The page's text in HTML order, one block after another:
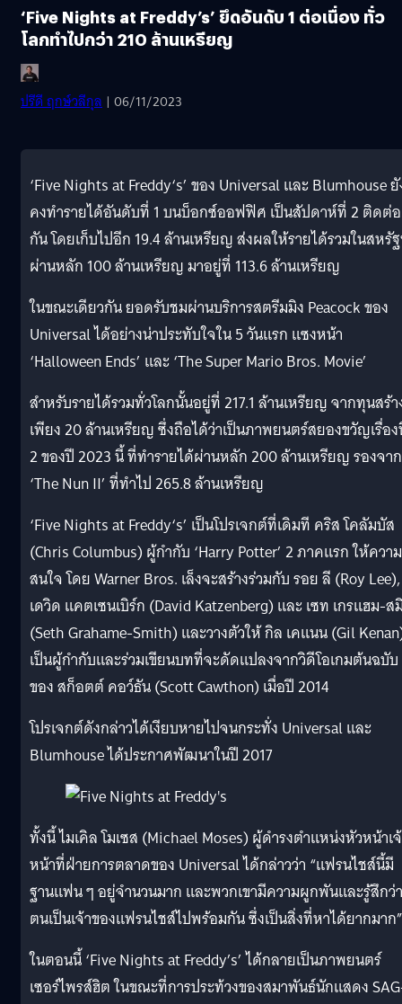
‘Five Nights at Freddy’s’ ยึดอันดับ 1 ต่อเนื่อง ทั่ว
โลกทำไปกว่า 210 ล้านเหรียญ
ปรีดี ฤกษ์วลีกุล | 06/11/2023
‘Five Nights at Freddy‘s’ ของ Universal และ Blumhouse
คงทำรายได้อันดับที่ 1 บนบ็อกซ์ออฟฟิศ เป็นสัปดาห์ที่ 2 ติดต่อ
กัน โดยเก็บไปอีก 19.4 ล้านเหรียญ ส่งผลให้รายได้รวมในสหรั
ผ่านหลัก 100 ล้านเหรียญ มาอยู่ที่ 113.6 ล้านเหรียญ
ในขณะเดียวกัน ยอดรับชมผ่านบริการสตรีมมิง Peacock ของ
Universal ได้อย่างน่าประทับใจใน 5 วันแรก แซงหน้า
‘Halloween Ends’ และ ‘The Super Mario Bros. Movie’
สำหรับรายได้รวมทั่วโลกนั้นอยู่ที่ 217.1 ล้านเหรียญ จากทุนสร้า
เพียง 20 ล้านเหรียญ ซึ่งถือได้ว่าเป็นภาพยนตร์สยองขวัญเรื่อ
2 ของปี 2023 นี้ ที่ทำรายได้ผ่านหลัก 200 ล้านเหรียญ รองจาก
‘The Nun II’ ที่ทำไป 265.8 ล้านเหรียญ
‘Five Nights at Freddy‘s’ เป็นโปรเจกต์ที่เดิมที คริส โคลัมบัส
(Chris Columbus) ผู้กำกับ ‘Harry Potter’ 2 ภาคแรก ให้ความ
สนใจ โดย Warner Bros. เล็งจะสร้างร่วมกับ รอย ลี (Roy Lee),
เดวิด แคตเซนเบิร์ก (David Katzenberg) และ เซท เกรแฮม-ส
(Seth Grahame-Smith) และวางตัวให้ กิล เคแนน (Gil
เป็นผู้กำกับและร่วมเขียนบทที่จะดัดแปลงจากวิดีโอเกมต้นฉบับ
ของ สก็อตต์ คอว์ธัน (Scott Cawthon) เมื่อปี 2014
โปรเจกต์ดังกล่าวได้เงียบหายไปจนกระทั่ง Universal และ
Blumhouse ได้ประกาศพัฒนาในปี 2017
ทั้งนี้ ไมเคิล โมเซส (Michael Moses) ผู้ดำรงตำแหน่งหัวหน้าเ
หน้าที่ฝ่ายการตลาดของ Universal ได้กล่าวว่า “แฟรนไชส์นี้มี
ฐานแฟน ๆ อยู่จำนวนมาก และพวกเขามีความผูกพันและรู้สึกว่า
ตนเป็นเจ้าของแฟรนไชส์ไปพร้อมกัน ซึ่งเป็นสิ่งที่หาได้ยากมาก”
ในตอนนี้ ‘Five Nights at Freddy’s’ ได้กลายเป็นภาพยนตร์
เซอร์ไพรส์ฮิต ในขณะที่การประท้วงของสมาพันธ์นักแสดง